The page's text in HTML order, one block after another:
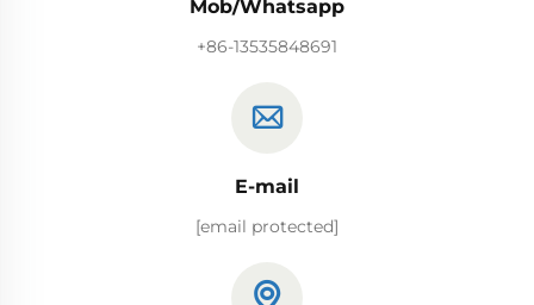
Mob/Whatsapp
+86-13535848691
E-mail
[email protected]